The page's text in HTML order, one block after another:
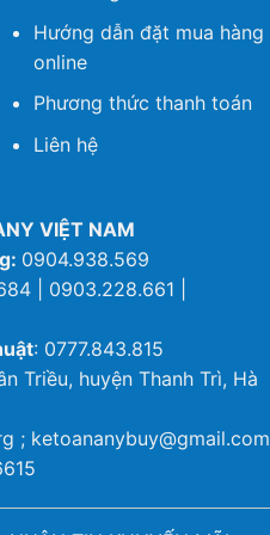
Hướng dẫn đặt mua hàng
online
Phương thức thanh toán
Liên hệ
VIỆT NAM
0904.938.569
| 0903.228.661 |
: 0777.843.815
Triều, huyện Thanh Trì, Hà
; ketoananybuy@gmail.com